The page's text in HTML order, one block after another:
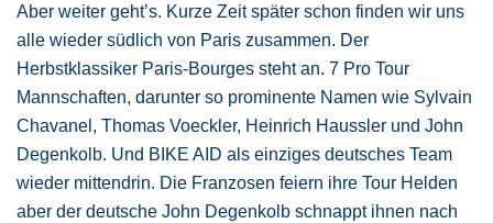
Aber weiter geht’s. Kurze Zeit später schon finden wir uns
alle wieder südlich von Paris zusammen. Der
Herbstklassiker Paris-Bourges steht an. 7 Pro Tour
Mannschaften, darunter so prominente Namen wie Sylvain
Chavanel, Thomas Voeckler, Heinrich Haussler und John
Degenkolb. Und BIKE AID als einziges deutsches Team
wieder mittendrin. Die Franzosen feiern ihre Tour Helden
aber der deutsche John Degenkolb schnappt ihnen nach